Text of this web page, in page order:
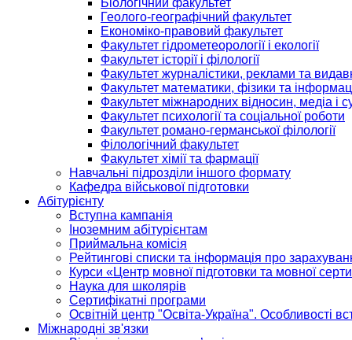
Біологічний факультет
Геолого-географічний факультет
Економіко-правовий факультет
Факультет гідрометеорології і екології
Факультет історії і філології
Факультет журналістики, реклами та
Факультет математики, фізики та
Факультет міжнародних відносин, медіа і
Факультет психології та соціальної роботи
Факультет романо-германської філології
Філологічний факультет
Факультет хімії та фармації
Навчальні підрозділи іншого формату
Кафедра військової підготовки
Абітурієнту
Вступна кампанія
Іноземним абітурієнтам
Приймальна комісія
Рейтингові списки та інформація про
Курси «Центр мовної підготовки та мовної
Наука для школярів
Сертифікатні програми
Освітній центр "Освіта-Україна". Особливості
Міжнародні зв'язки